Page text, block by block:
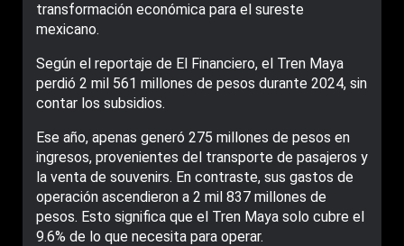
transformación económica para el sureste
mexicano.
Según el reportaje de El Financiero, el Tren Maya
perdió 2 mil 561 millones de pesos durante 2024, sin
contar los subsidios.
Ese año, apenas generó 275 millones de pesos en
ingresos, provenientes del transporte de pasajeros y
la venta de souvenirs. En contraste, sus gastos de
operación ascendieron a 2 mil 837 millones de
pesos. Esto significa que el Tren Maya solo cubre el
9.6% de lo que necesita para operar.